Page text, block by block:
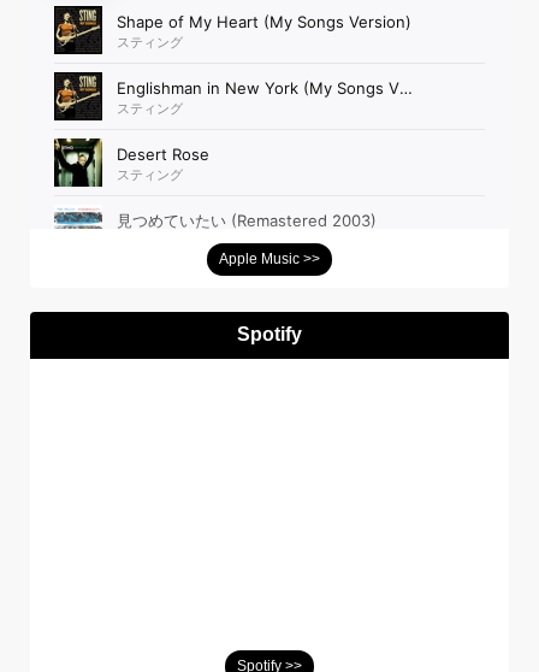
Apple Music >>
Spotify
Spotify >>